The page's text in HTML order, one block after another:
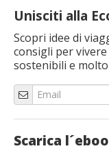
Unisciti alla
Scopri idee di
consigli per
sostenibili e
Scarica